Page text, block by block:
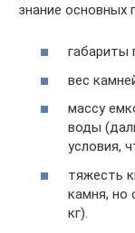
знание основных
габариты
вес
массу
воды
условия,
тяжесть
камня, но
кг).